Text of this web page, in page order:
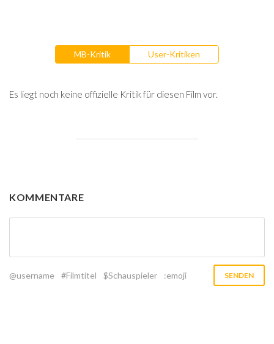
MB-Kritik User-Kritiken
Es liegt noch keine offizielle Kritik für diesen Film vor.
KOMMENTARE
@username #Filmtitel $Schauspieler :emoji